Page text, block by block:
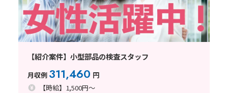
【紹介案件】小型部品の検査スタッフ
月収例 311,460 円
【時給】1,500円～